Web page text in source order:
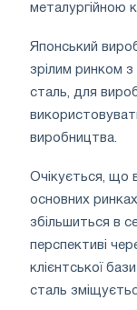
металургійною
Японський
зрілим ринком
сталь, для
виробництва.
Очікується, що
основних
збільшиться в
перспективі
клієнтської
сталь